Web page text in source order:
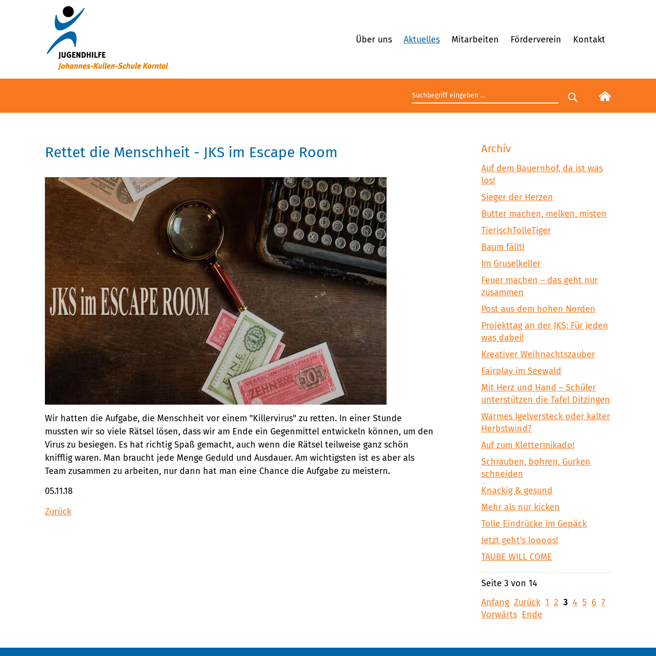
Über uns Aktuelles Mitarbeiten Förderverein Kontakt
Suchbegriff eingeben
Suche starten
Rettet die Menschheit - JKS im Escape Room
Wir hatten die Aufgabe, die Menschheit vor einem "Killervirus" zu retten. In einer Stunde
mussten wir so viele Rätsel lösen, dass wir am Ende ein Gegenmittel entwickeln können, um den
Virus zu besiegen. Es hat richtig Spaß gemacht, auch wenn die Rätsel teilweise ganz schön
knifflig waren. Man braucht jede Menge Geduld und Ausdauer. Am wichtigsten ist es aber als
Team zusammen zu arbeiten, nur dann hat man eine Chance die Aufgabe zu meistern.
05.11.18
Zurück
Archiv
Auf dem Bauernhof, da ist was
los!
Sieger der Herzen
Butter machen, melken, misten
TierischTolleTiger
Baum fällt!
Im Gruselkeller
Feuer machen – das geht nur
zusammen
Post aus dem hohen Norden
Projekttag an der JKS: Für jeden
was dabei!
Kreativer Weihnachtszauber
Fairplay im Seewald
Mit Herz und Hand – Schüler
unterstützen die Tafel Ditzingen
Warmes Igelversteck oder kalter
Herbstwind?
Auf zum Klettermikado!
Schrauben, bohren, Gurken
schneiden
Knackig & gesund
Mehr als nur kicken
Tolle Eindrücke im Gepäck
Jetzt geht's loooos!
TAUBE WILL COME
Seite 3 von 14
Anfang Zurück 1 2 3 4 5 6 7
Vorwärts Ende